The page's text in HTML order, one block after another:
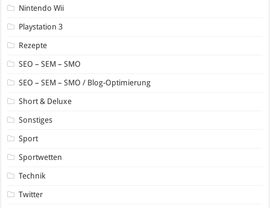
Nintendo Wii
Playstation 3
Rezepte
SEO – SEM – SMO
SEO – SEM – SMO / Blog-Optimierung
Short & Deluxe
Sonstiges
Sport
Sportwetten
Technik
Twitter